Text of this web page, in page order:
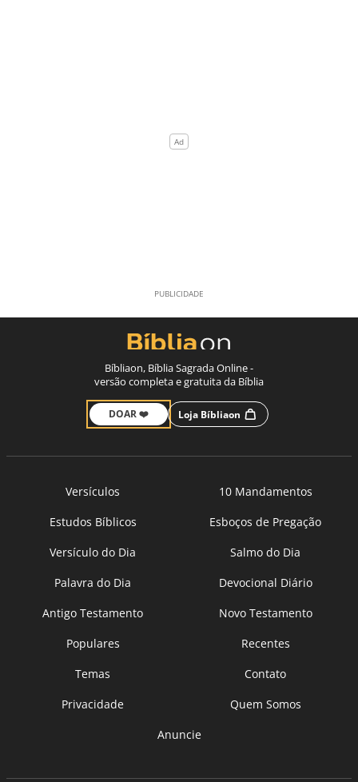
Bíbliaon, Bíblia Sagrada Online -
versão completa e gratuita da Bíblia
DOAR ❤️ Loja Bíbliaon
Versículos
10 Mandamentos
Estudos Bíblicos
Esboços de Pregação
Versículo do Dia
Salmo do Dia
Palavra do Dia
Devocional Diário
Antigo Testamento
Novo Testamento
Populares
Recentes
Temas
Contato
Privacidade
Quem Somos
Anuncie